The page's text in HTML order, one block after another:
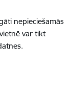
nepieciešamās
var tikt